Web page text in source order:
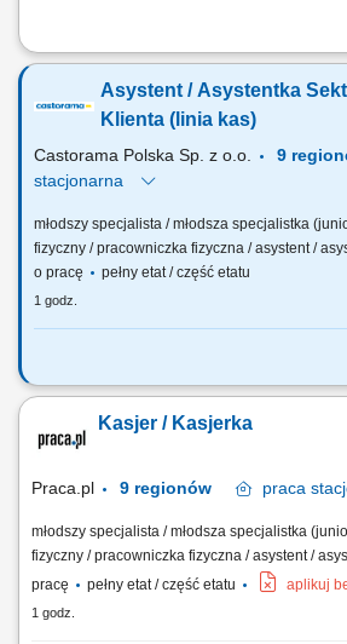
Opis stanowiska Obsługa klientów zgodnie z
transakcji sprzedażowych przy użyciu kasy
zwrotów i reklamacji. Pomoc klientom podczas
Asystent / Asystentka
Klienta (linia kas)
Castorama Polska Sp. z o.o.
stacjonarna
młodszy specjalista / młodsza specjalistka
fizyczny / pracowniczka fizyczna / asystent /
o pracę
pełny etat / część etatu
1 godz.
Twój zakres obowiązków obsługa klientów
(obsługa kasy fiskalnej), zwrotów z
finansowania; obsługa reklamacji i
Kasjer / Kasjerka
Praca.pl praca
młodszy specjalista / młodsza specjalistka
fizyczny / pracowniczka fizyczna / asystent /
pracę
pełny etat / część etatu aplikuj
1 godz.